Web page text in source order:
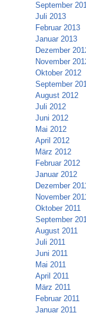
September
Juli 2013
Februar 2013
Januar 2013
Dezember
November
Oktober 2012
September
August 2012
Juli 2012
Juni 2012
Mai 2012
April 2012
März 2012
Februar 2012
Januar 2012
Dezember
November
Oktober 2011
September
August 2011
Juli 2011
Juni 2011
Mai 2011
April 2011
März 2011
Februar 2011
Januar 2011